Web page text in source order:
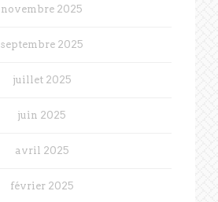
novembre 2025
septembre 2025
juillet 2025
juin 2025
avril 2025
février 2025